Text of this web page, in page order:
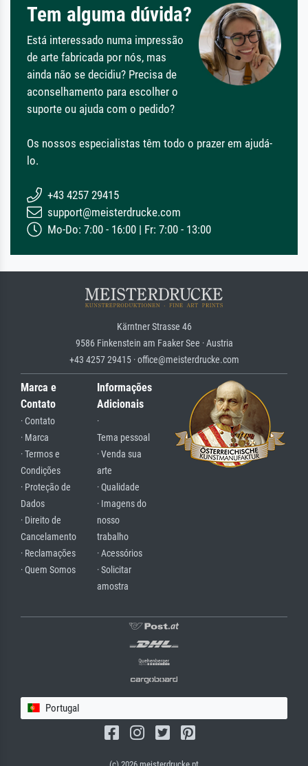
Tem alguma dúvida?
Está interessado numa impressão
de arte fabricada por nós, mas
ainda não se decidiu? Precisa de
aconselhamento para escolher o
suporte ou ajuda com o pedido?
Os nossos especialistas têm todo o prazer em ajudá-
lo.
+43 4257 29415
support@meisterdrucke.com
Mo-Do: 7:00 - 16:00 | Fr: 7:00 - 13:00
Kärntner Strasse 46
9586 Finkenstein am Faaker See · Austria
+43 4257 29415 · office@meisterdrucke.com
Marca e
Contato
· Contato
· Marca
· Termos e
Condições
· Proteção de
Dados
· Direito de
Cancelamento
· Reclamações
· Quem Somos
Informações
Adicionais
·
Tema pessoal
· Venda sua
arte
· Qualidade
· Imagens do
nosso
trabalho
· Acessórios
· Solicitar
amostra
Portugal